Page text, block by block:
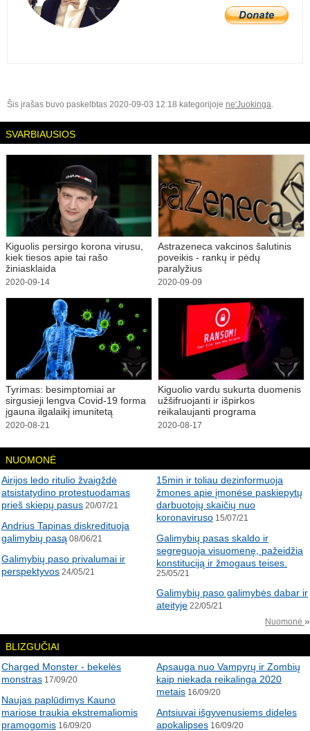
Šis įrašas buvo paskelbtas 2020-09-03 12:18 kategorijoje ne'Juokinga
SVARBIAUSIOS
Kiguolis persirgo korona virusu,
kiek tiesos apie tai rašo
žiniasklaida
2020-09-14
Astrazeneca vakcinos šalutinis
poveikis - rankų ir pėdų
paralyžius
2020-09-09
Tyrimas: besimptomiai ar
sirgusieji lengva Covid-19 forma
įgauna ilgalaikį imunitetą
2020-08-21
Kiguolio vardu sukurta duomenis
užšifruojanti ir išpirkos
reikalaujanti programa
2020-08-17
NUOMONĖ
Airijos ledo ritulio žvaigždė
atsistatydino protestuodamas
prieš skiepų pasus 20/07/21
15min ir toliau dezinformuoja
žmones apie įmonėse paskiepytų
darbuotojų skaičių nuo
koronaviruso 15/07/21
Andrius Tapinas diskredituoja
galimybių pasą 08/06/21
Galimybių pasas skaldo ir
segreguoja visuomenę, pažeidžia
konstituciją ir žmogaus teises.
25/05/21
Galimybių paso privalumai ir
perspektyvos 24/05/21
Galimybių paso galimybės dabar ir
ateityje 22/05/21
Nuomonė »
BLIZGUČIAI
Charged Monster - bekelės
monstras 17/09/20
Apsauga nuo Vampyrų ir Zombių
kaip niekada reikalinga 2020
metais 16/09/20
Naujas paplūdimys Kauno
mariose traukia ekstremaliomis
pramogomis 16/09/20
Antsiuvai išgyvenusiems dideles
apokalipses 16/09/20